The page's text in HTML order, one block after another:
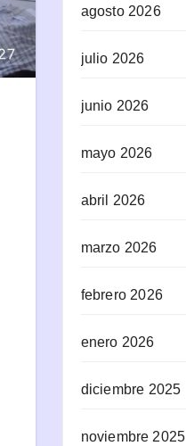
agosto 2026
julio 2026
junio 2026
mayo 2026
abril 2026
marzo 2026
febrero 2026
enero 2026
diciembre 2025
noviembre 2025